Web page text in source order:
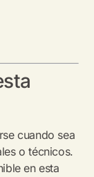
cuando sea
o técnicos.
en esta